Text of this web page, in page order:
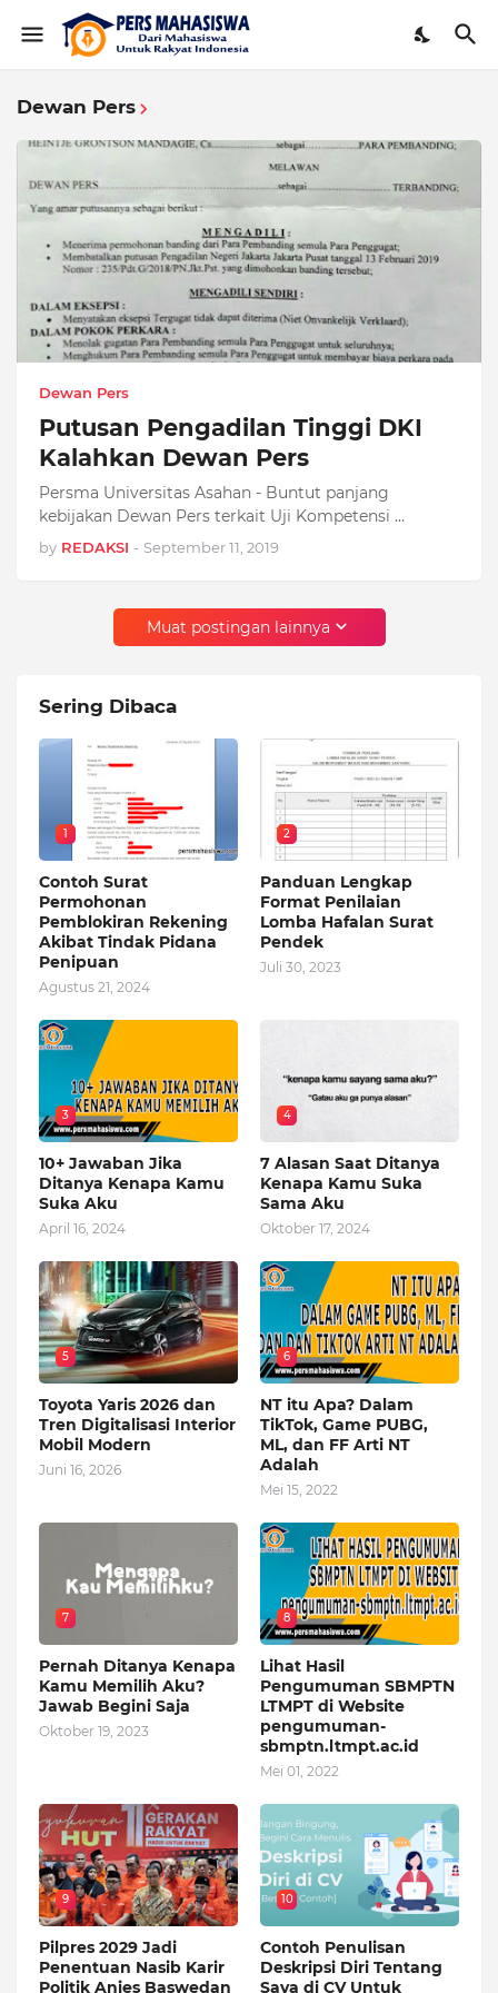
Dewan Pers
Dewan Pers
Putusan Pengadilan Tinggi DKI
Kalahkan Dewan Pers
Persma Universitas Asahan - Buntut panjang
kebijakan Dewan Pers terkait Uji Kompetensi …
by REDAKSI - September 11, 2019
Muat postingan lainnya
Sering Dibaca
1
Contoh Surat
Permohonan
Pemblokiran Rekening
Akibat Tindak Pidana
Penipuan
Agustus 21, 2024
2
Panduan Lengkap
Format Penilaian
Lomba Hafalan Surat
Pendek
Juli 30, 2023
3
10+ Jawaban Jika
Ditanya Kenapa Kamu
Suka Aku
April 16, 2024
4
7 Alasan Saat Ditanya
Kenapa Kamu Suka
Sama Aku
Oktober 17, 2024
5
Toyota Yaris 2026 dan
Tren Digitalisasi Interior
Mobil Modern
Juni 16, 2026
6
NT itu Apa? Dalam
TikTok, Game PUBG,
ML, dan FF Arti NT
Adalah
Mei 15, 2022
7
Pernah Ditanya Kenapa
Kamu Memilih Aku?
Jawab Begini Saja
Oktober 19, 2023
8
Lihat Hasil
Pengumuman SBMPTN
LTMPT di Website
pengumuman-
sbmptn.ltmpt.ac.id
Mei 01, 2022
9
Pilpres 2029 Jadi
Penentuan Nasib Karir
Politik Anies Baswedan
10
Contoh Penulisan
Deskripsi Diri Tentang
Saya di CV Untuk